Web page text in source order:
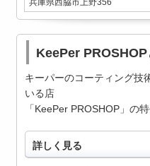
兵庫県西脇市上野356
KeePer PROSHOP
キーパーのコーティング技
いる店
「KeePer PROSHOP」の
詳しく見る